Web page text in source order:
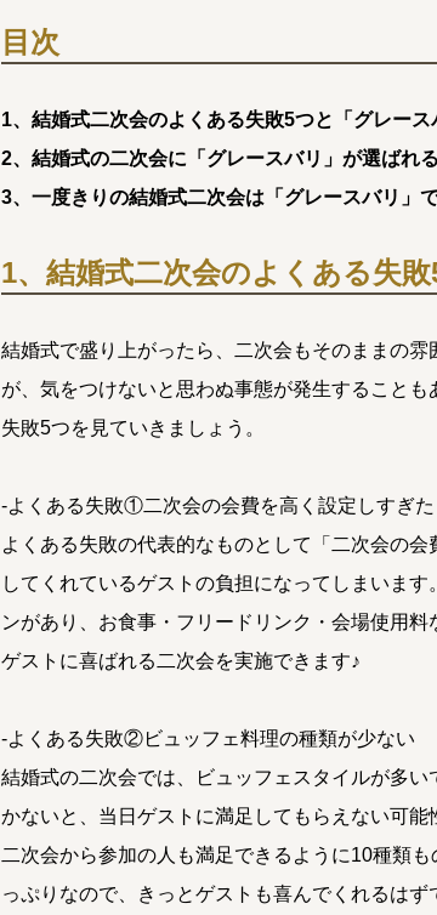
目次
1、結婚式二次会のよくある失敗5つと「グレース
2、結婚式の二次会に「グレースバリ」が選ばれ
3、一度きりの結婚式二次会は「グレースバリ」
1、結婚式二次会のよくある失
結婚式で盛り上がったら、二次会もそのままの
が、気をつけないと思わぬ事態が発生すること
失敗5つを見ていきましょう。
-よくある失敗①二次会の会費を高く設定しすぎた
よくある失敗の代表的なものとして「二次会の
してくれているゲストの負担になってしまいま
ンがあり、お食事・フリードリンク・会場使用
ゲストに喜ばれる二次会を実施できます♪
-よくある失敗②ビュッフェ料理の種類が少ない
結婚式の二次会では、ビュッフェスタイルが多
かないと、当日ゲストに満足してもらえない可能
二次会から参加の人も満足できるように10種類
っぷりなので、きっとゲストも喜んでくれるはず